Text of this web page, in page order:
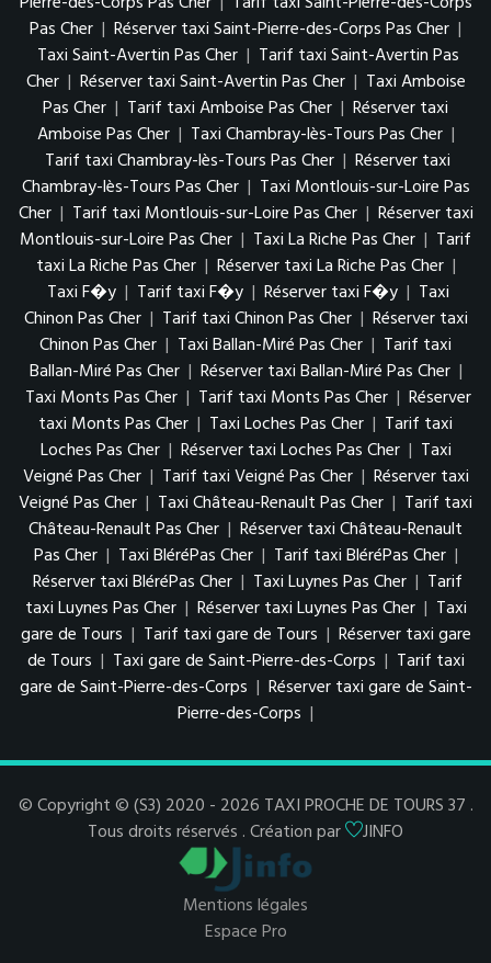
Pas Cher | Réserver taxi Saint-Pierre-des-Corps Pas Cher |
Taxi Saint-Avertin Pas Cher | Tarif taxi Saint-Avertin Pas
Cher | Réserver taxi Saint-Avertin Pas Cher | Taxi Amboise
Pas Cher | Tarif taxi Amboise Pas Cher | Réserver taxi
Amboise Pas Cher | Taxi Chambray-lès-Tours Pas Cher |
Tarif taxi Chambray-lès-Tours Pas Cher | Réserver taxi
Chambray-lès-Tours Pas Cher | Taxi Montlouis-sur-Loire Pas
Cher | Tarif taxi Montlouis-sur-Loire Pas Cher | Réserver taxi
Montlouis-sur-Loire Pas Cher | Taxi La Riche Pas Cher | Tarif
taxi La Riche Pas Cher | Réserver taxi La Riche Pas Cher |
Taxi F�y | Tarif taxi F�y | Réserver taxi F�y | Taxi
Chinon Pas Cher | Tarif taxi Chinon Pas Cher | Réserver taxi
Chinon Pas Cher | Taxi Ballan-Miré Pas Cher | Tarif taxi
Ballan-Miré Pas Cher | Réserver taxi Ballan-Miré Pas Cher |
Taxi Monts Pas Cher | Tarif taxi Monts Pas Cher | Réserver
taxi Monts Pas Cher | Taxi Loches Pas Cher | Tarif taxi
Loches Pas Cher | Réserver taxi Loches Pas Cher | Taxi
Veigné Pas Cher | Tarif taxi Veigné Pas Cher | Réserver taxi
Veigné Pas Cher | Taxi Château-Renault Pas Cher | Tarif taxi
Château-Renault Pas Cher | Réserver taxi Château-Renault
Pas Cher | Taxi BléréPas Cher | Tarif taxi BléréPas Cher |
Réserver taxi BléréPas Cher | Taxi Luynes Pas Cher | Tarif
taxi Luynes Pas Cher | Réserver taxi Luynes Pas Cher | Taxi
gare de Tours | Tarif taxi gare de Tours | Réserver taxi gare
de Tours | Taxi gare de Saint-Pierre-des-Corps | Tarif taxi
gare de Saint-Pierre-des-Corps | Réserver taxi gare de Saint-
Pierre-des-Corps |
© Copyright © (S3) 2020 - 2026 TAXI PROCHE DE TOURS 37 .
Tous droits réservés . Création par
JINFO
Mentions légales
Espace Pro